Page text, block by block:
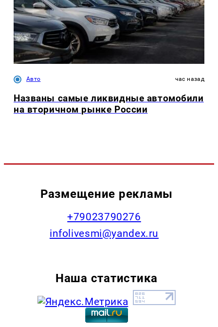
Авто час назад
Названы самые ликвидные автомобили
на вторичном рынке России
Размещение рекламы
+79023790276
infolivesmi@yandex.ru
Наша статистика